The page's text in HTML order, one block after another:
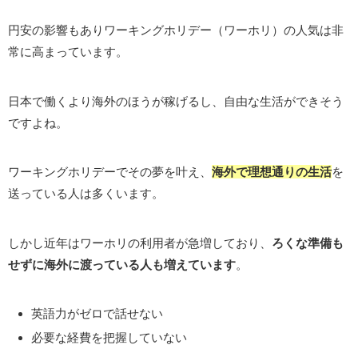
円安の影響もありワーキングホリデー（ワーホリ）の人気は非
常に高まっています。
日本で働くより海外のほうが稼げるし、自由な生活ができそう
ですよね。
ワーキングホリデーでその夢を叶え、 海外で理想通りの生活を
送っている人は多くいます。
しかし近年はワーホリの利用者が急増しており、 ろくな準備も
せずに海外に渡っている人も増えています。
英語力がゼロで話せない
必要な経費を把握していない